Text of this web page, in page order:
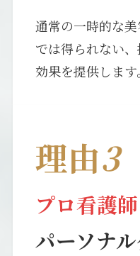
通常の一時的な
では得られない
効果を提供します。
理由3
プロ看護師
パーソナ